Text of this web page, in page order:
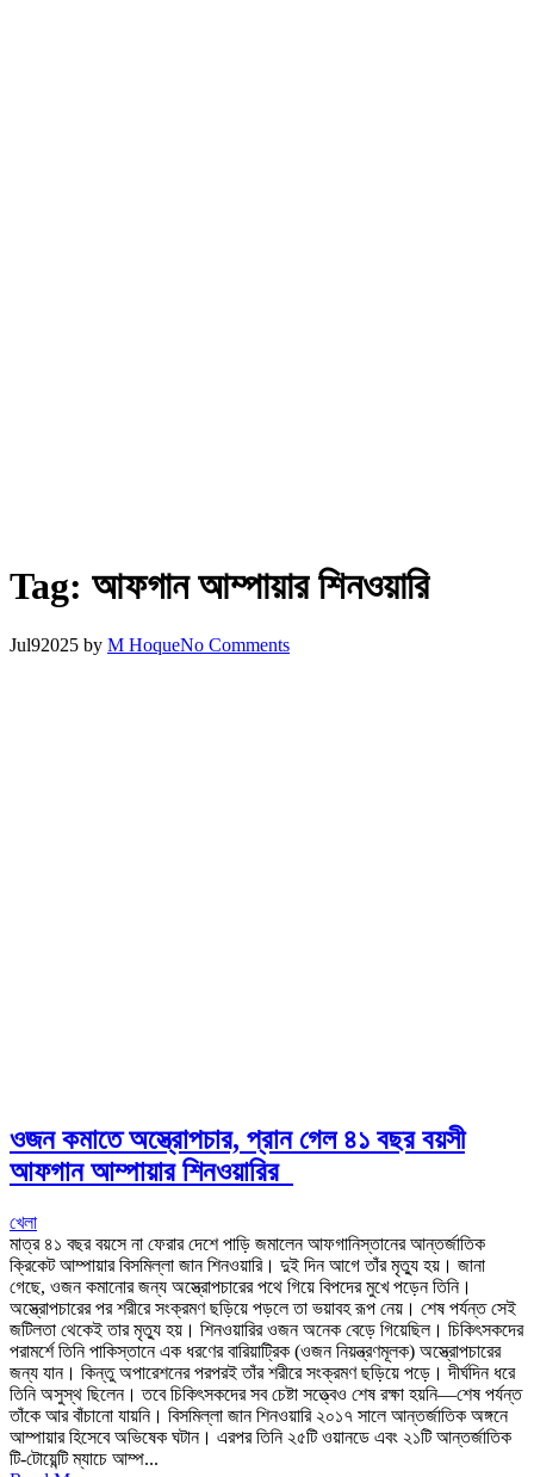
Tag: আফগান আম্পায়ার শিনওয়ারি
Jul92025 by M HoqueNo Comments
ওজন কমাতে অস্ত্রোপচার, প্রান গেল ৪১ বছর বয়সী
আফগান আম্পায়ার শিনওয়ারির
খেলা
মাত্র ৪১ বছর বয়সে না ফেরার দেশে পাড়ি জমালেন আফগানিস্তানের আন্তর্জাতিক
ক্রিকেট আম্পায়ার বিসমিল্লা জান শিনওয়ারি। দুই দিন আগে তাঁর মৃত্যু হয়। জানা
গেছে, ওজন কমানোর জন্য অস্ত্রোপচারের পথে গিয়ে বিপদের মুখে পড়েন তিনি।
অস্ত্রোপচারের পর শরীরে সংক্রমণ ছড়িয়ে পড়লে তা ভয়াবহ রূপ নেয়। শেষ পর্যন্ত সেই
জটিলতা থেকেই তার মৃত্যু হয়। শিনওয়ারির ওজন অনেক বেড়ে গিয়েছিল। চিকিৎসকদের
পরামর্শে তিনি পাকিস্তানে এক ধরণের বারিয়াট্রিক (ওজন নিয়ন্ত্রণমূলক) অস্ত্রোপচারের
জন্য যান। কিন্তু অপারেশনের পরপরই তাঁর শরীরে সংক্রমণ ছড়িয়ে পড়ে। দীর্ঘদিন ধরে
তিনি অসুস্থ ছিলেন। তবে চিকিৎসকদের সব চেষ্টা সত্ত্বেও শেষ রক্ষা হয়নি—শেষ পর্যন্ত
তাঁকে আর বাঁচানো যায়নি। বিসমিল্লা জান শিনওয়ারি ২০১৭ সালে আন্তর্জাতিক অঙ্গনে
আম্পায়ার হিসেবে অভিষেক ঘটান। এরপর তিনি ২৫টি ওয়ানডে এবং ২১টি আন্তর্জাতিক
টি-টোয়েন্টি ম্যাচে আম্প...